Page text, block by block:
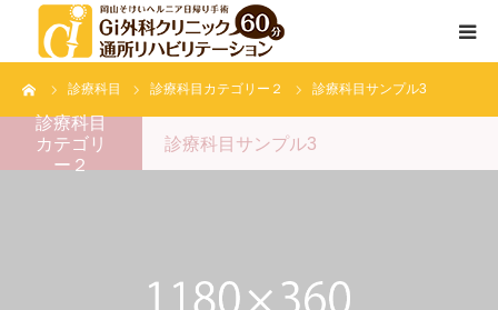
診療科目 診療科目カテゴリー２ 診療科目サンプル3
診療科目
カテゴリ
ー２
診療科目サンプル3
通所リハビリテーションとは
サービス内容
スタッフ紹介